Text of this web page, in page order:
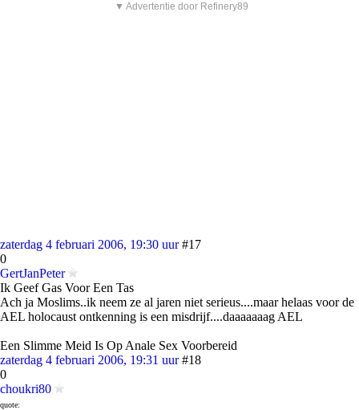
▼ Advertentie door Refinery89
zaterdag 4 februari 2006, 19:30 uur #17
0
GertJanPeter
Ik Geef Gas Voor Een Tas
Ach ja Moslims..ik neem ze al jaren niet serieus....maar helaas voor de
AEL holocaust ontkenning is een misdrijf....daaaaaaag AEL
Een Slimme Meid Is Op Anale Sex Voorbereid
zaterdag 4 februari 2006, 19:31 uur #18
0
choukri80
quote: